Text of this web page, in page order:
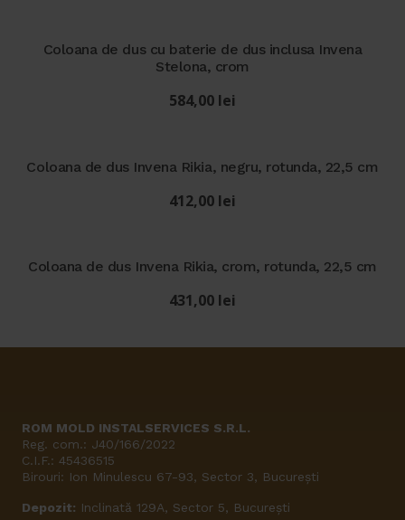
Coloana de dus cu baterie de dus inclusa Invena
Stelona, crom
584,00 lei
Coloana de dus Invena Rikia, negru, rotunda, 22,5 cm
412,00 lei
Coloana de dus Invena Rikia, crom, rotunda, 22,5 cm
431,00 lei
ROM MOLD INSTALSERVICES S.R.L.
Reg. com.: J40/166/2022
C.I.F.: 45436515
Birouri: Ion Minulescu 67-93, Sector 3, București
Depozit: Inclinată 129A, Sector 5, București